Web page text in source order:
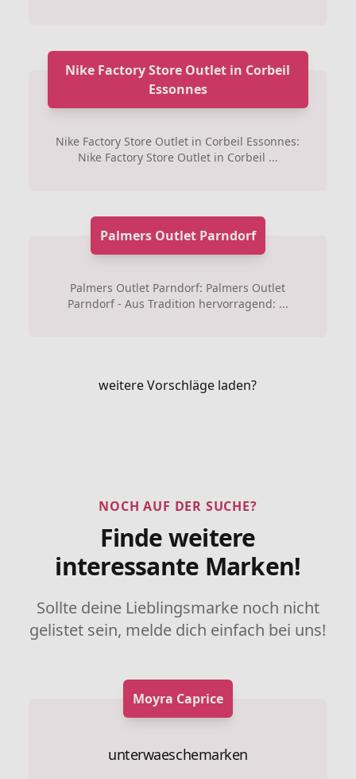
Nike Factory Store Outlet in Corbeil
Essonnes
Nike Factory Store Outlet in Corbeil Essonnes:
Nike Factory Store Outlet in Corbeil ...
Palmers Outlet Parndorf
Palmers Outlet Parndorf: Palmers Outlet
Parndorf - Aus Tradition hervorragend: ...
weitere Vorschläge laden?
NOCH AUF DER SUCHE?
Finde weitere
interessante Marken!
Sollte deine Lieblingsmarke noch nicht
gelistet sein, melde dich einfach bei uns!
Moyra Caprice
unterwaeschemarken